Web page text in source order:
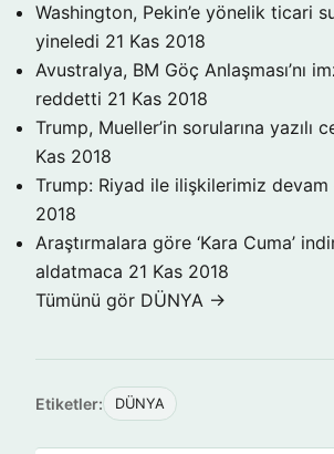
Washington, Pekin’e yönelik ticari
yineledi 21 Kas 2018
Avustralya, BM Göç Anlaşması’nı
reddetti 21 Kas 2018
Trump, Mueller’in sorularına yazılı
Kas 2018
Trump: Riyad ile ilişkilerimiz devam
2018
Araştırmalara göre ‘Kara Cuma’
aldatmaca 21 Kas 2018
Tümünü gör DÜNYA →
Etiketler: DÜNYA